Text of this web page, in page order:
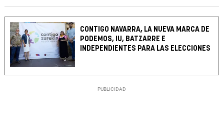
CONTIGO NAVARRA, LA NUEVA MARCA DE
PODEMOS, IU, BATZARRE E
INDEPENDIENTES PARA LAS ELECCIONES